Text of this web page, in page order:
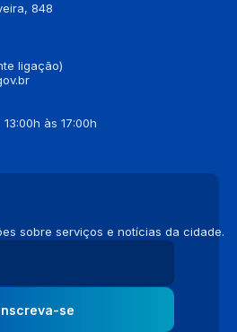
848
ligação)
às 17:00h
sobre serviços e notícias da cidade.
se